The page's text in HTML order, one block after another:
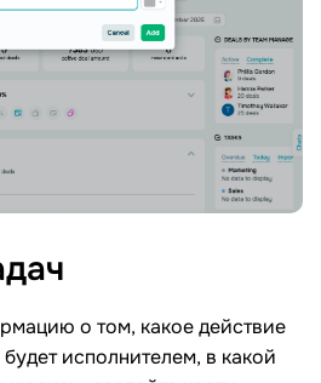
о том, какое действие
исполнителем, в какой